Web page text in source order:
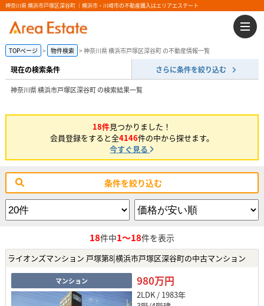
神奈川県 横浜市戸塚区深谷町 ｜横浜市・川崎市の不動産購入はエリアエステート
TOPページ 物件検索 神奈川県 横浜市戸塚区深谷町 の不動産情報一覧
現在の検索条件 さらに条件を絞り込む
神奈川県 横浜市戸塚区深谷町 の検索結果一覧
18件見つかりました！
会員登録をすると全4146件の中から探せます。
今すぐ見る
条件を絞り込む
18件中1～18件を表示
ライオンズマンション 戸塚第8|横浜市戸塚区深谷町の中古マンション
マンション 980万円
2LDK / 1983年